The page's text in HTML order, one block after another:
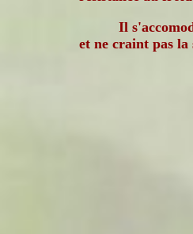
Il
et ne craint pas la